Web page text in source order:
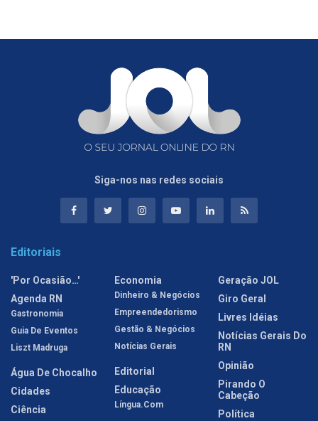
Siga-nos nas redes sociais
Editoriais
'Por Ocasião…'
Agenda RN
Gastronomia
Guia De Eventos
Liszt Madruga
Água De Chocalho
Cidades
Ciência
Economia
Dinheiro & Negócios
Empreendedorismo
Gestão & Negócios
Notícias Gerais
Editorial
Educação
Língua.com
Geração JOL
Giro Geral
Livres Idéias
Notícias Gerais Do
RN
Opinião
Pirando O
Cabeção
Política